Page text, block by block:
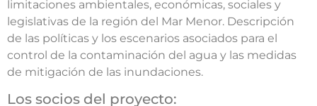
limitaciones ambientales, económicas, sociales y
legislativas de la región del Mar Menor. Descripción
de las políticas y los escenarios asociados para el
control de la contaminación del agua y las medidas
de mitigación de las inundaciones.
Los socios del proyecto: